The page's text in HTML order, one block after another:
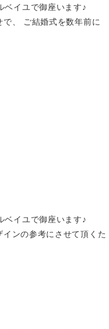
ベイユで御座います♪
、 ご結婚式を数年前に
ベイユで御座います♪
ンの参考にさせて頂くた